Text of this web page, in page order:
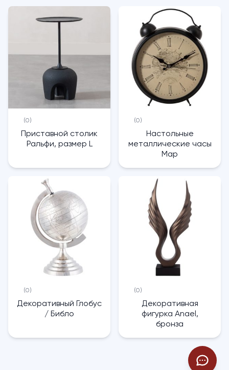
(0)
Приставной столик
Ральфи, размер L
(0)
Настольные
металлические часы
Map
(0)
Декоративный Глобус
/ Библо
(0)
Декоративная
фигурка Anael,
бронза